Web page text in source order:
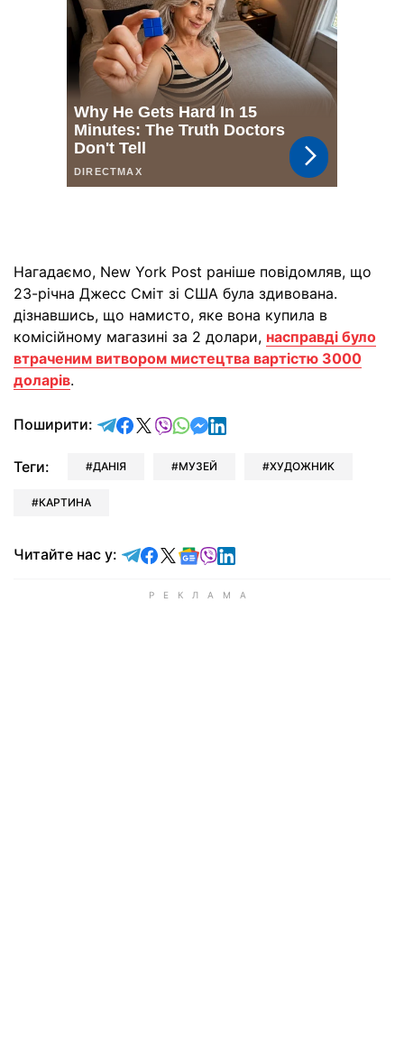
Нагадаємо, New York Post раніше повідомляв, що
23-річна Джесс Сміт зі США була здивована.
дізнавшись, що намисто, яке вона купила в
комісійному магазині за 2 долари, насправді було
втраченим витвором мистецтва вартістю 3000
доларів.
Поширити: відправити у Telegram
поділитись у Facebook
поділитись у X
відправити у Viber
відправити у Whatsapp
відправити у Messenger
відправити у LinkedIn
Теги: ДАНІЯ МУЗЕЙ ХУДОЖНИК
КАРТИНА
Читайте нас у: Читайте у Telegram
Читайте у Facebook
Читайте у X
Читайте у Google news
Читайте у Viber
Читайте у LinkedIn